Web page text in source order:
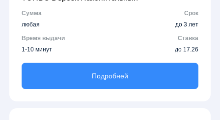
Сумма
Срок
любая
до 3 лет
Время выдачи
Ставка
1-10 минут
до 17.26
Подробней